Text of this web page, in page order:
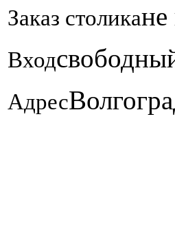
Заказ столикане
Вход
Адрес